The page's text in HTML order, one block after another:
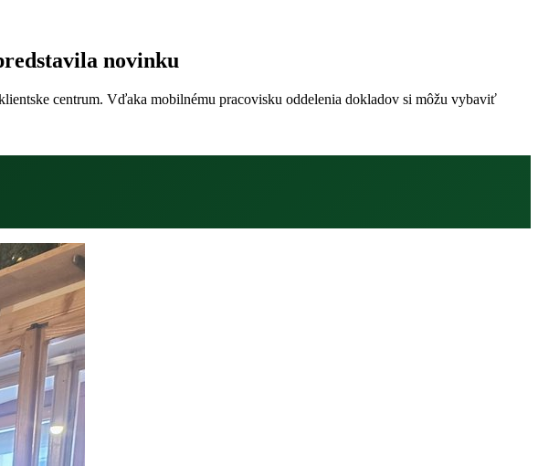
novinku
centrum. Vďaka mobilnému pracovisku oddelenia dokladov si môžu vybaviť